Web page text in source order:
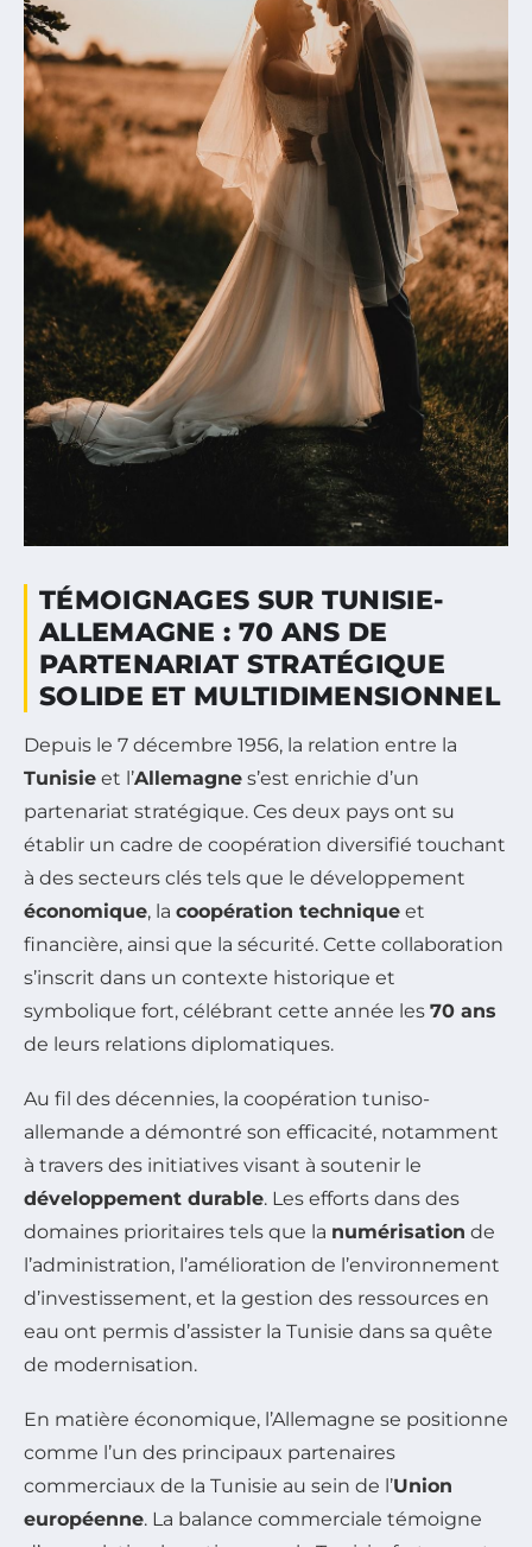
TÉMOIGNAGES SUR TUNISIE-
ALLEMAGNE : 70 ANS DE
PARTENARIAT STRATÉGIQUE
SOLIDE ET MULTIDIMENSIONNEL
Depuis le 7 décembre 1956, la relation entre la
Tunisie et l’Allemagne s’est enrichie d’un
partenariat stratégique. Ces deux pays ont su
établir un cadre de coopération diversifié touchant
à des secteurs clés tels que le développement
économique, la coopération technique et
financière, ainsi que la sécurité. Cette collaboration
s’inscrit dans un contexte historique et
symbolique fort, célébrant cette année les 70 ans
de leurs relations diplomatiques.
Au fil des décennies, la coopération tuniso-
allemande a démontré son efficacité, notamment
à travers des initiatives visant à soutenir le
développement durable. Les efforts dans des
domaines prioritaires tels que la numérisation de
l’administration, l’amélioration de l’environnement
d’investissement, et la gestion des ressources en
eau ont permis d’assister la Tunisie dans sa quête
de modernisation.
En matière économique, l’Allemagne se positionne
comme l’un des principaux partenaires
commerciaux de la Tunisie au sein de l’Union
européenne. La balance commerciale témoigne